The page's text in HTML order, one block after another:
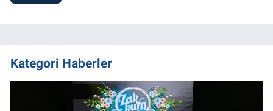
Kategori Haberler